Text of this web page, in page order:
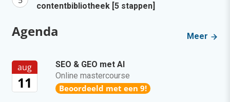
contentbibliotheek [5 stappen]
Agenda Meer
aug
11
SEO & GEO met AI
Online mastercourse
Beoordeeld met een 9!